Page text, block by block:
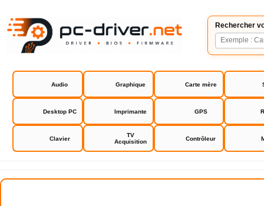
Rechercher
Audio Graphique Carte mère
Desktop PC Imprimante GPS
Clavier
TV
Acquisition
Contrôleur
NVIDIA GeForce Driver